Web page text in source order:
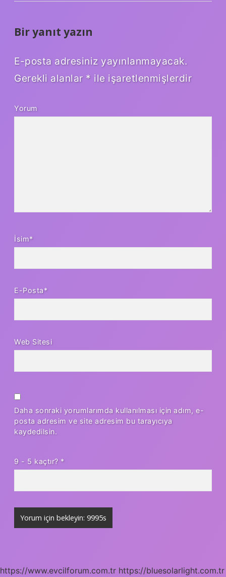
Bir yanıt yazın
E-posta adresiniz yayınlanmayacak.
Gerekli alanlar * ile işaretlenmişlerdir
Yorum
İsim*
E-Posta*
Web Sitesi
Daha sonraki yorumlarımda kullanılması için adım, e-
posta adresim ve site adresim bu tarayıcıya
kaydedilsin.
9 - 5 kaçtır? *
https://www.evcilforum.com.tr https://bluesolarlight.com.tr